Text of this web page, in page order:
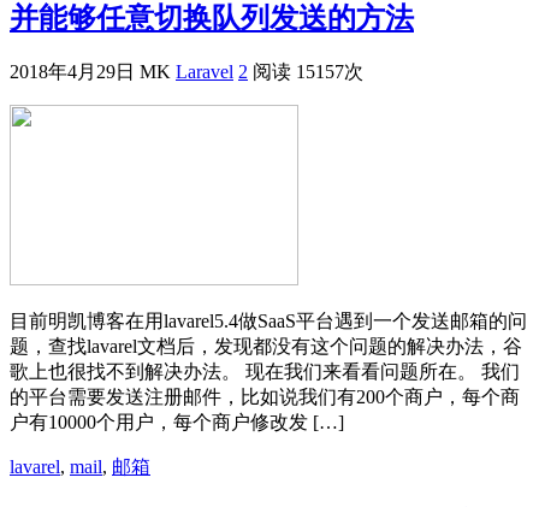
并能够任意切换队列发送的方法
2018年4月29日 MK Laravel 2 阅读 15157次
目前明凯博客在用lavarel5.4做SaaS平台遇到一个发送邮箱的问
题，查找lavarel文档后，发现都没有这个问题的解决办法，谷
歌上也很找不到解决办法。 现在我们来看看问题所在。 我们
的平台需要发送注册邮件，比如说我们有200个商户，每个商
户有10000个用户，每个商户修改发 […]
lavarel, mail, 邮箱